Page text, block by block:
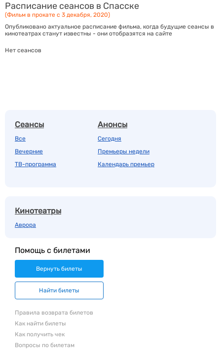
Расписание сеансов в Спасске
(Фильм в прокате с 3 декабря, 2020)
Опубликовано актуальное расписание фильма, когда будущие сеансы в
кинотеатрах станут известны - они отобразятся на сайте
Нет сеансов
Сеансы
Все
Вечерние
ТВ-программа
Анонсы
Сегодня
Премьеры недели
Календарь премьер
Кинотеатры
Аврора
Помощь с билетами
Вернуть билеты
Найти билеты
Правила возврата билетов
Как найти билеты
Как получить чек
Вопросы по билетам